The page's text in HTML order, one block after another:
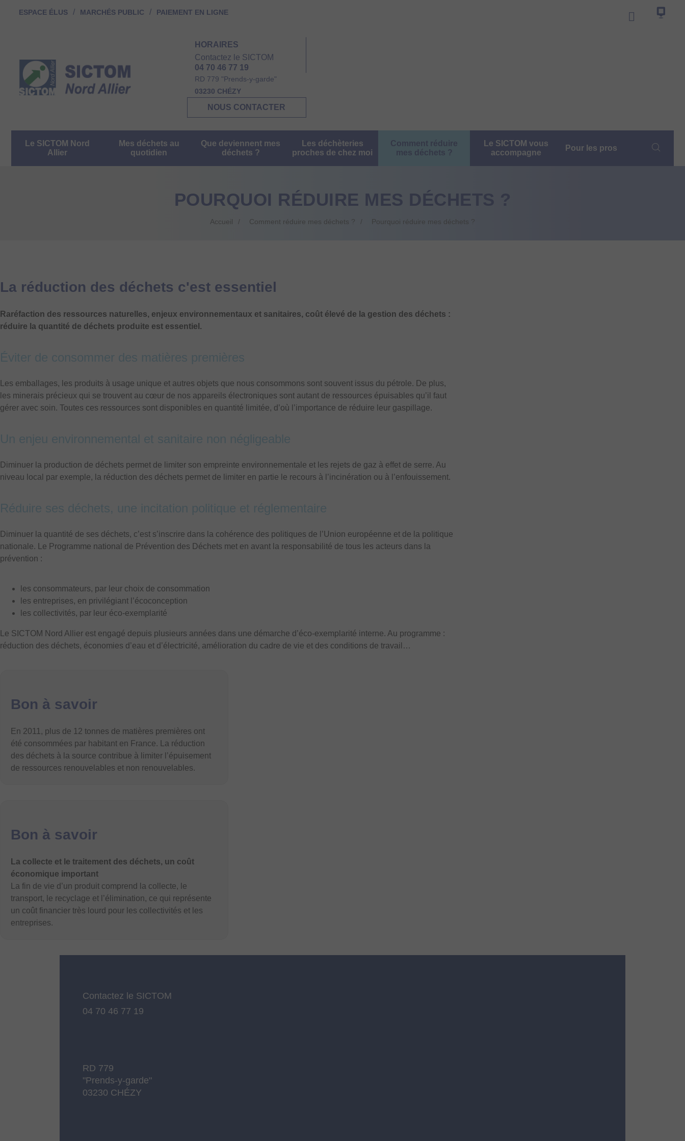
ESPACE ÉLUS MARCHÉS PUBLIC PAIEMENT EN LIGNE
HORAIRES
Contactez le SICTOM
04 70 46 77 19
RD 779 "Prends-y-garde"
03230 CHÉZY
NOUS CONTACTER
Le SICTOM Nord
Allier
Mes déchets au
quotidien
Que deviennent mes
déchets ?
Les déchèteries
proches de chez moi
Comment réduire
mes déchets ?
Le SICTOM vous
accompagne
Pour les pros
POURQUOI RÉDUIRE MES DÉCHETS ?
Accueil Comment réduire mes déchets ? Pourquoi réduire mes déchets ?
La réduction des déchets c'est essentiel
Raréfaction des ressources naturelles, enjeux environnementaux et sanitaires, coût élevé de la gestion des déchets :
réduire la quantité de déchets produite est essentiel.
Éviter de consommer des matières premières
Les emballages, les produits à usage unique et autres objets que nous consommons sont souvent issus du pétrole. De plus,
les minerais précieux qui se trouvent au cœur de nos appareils électroniques sont autant de ressources épuisables qu’il faut
gérer avec soin. Toutes ces ressources sont disponibles en quantité limitée, d’où l’importance de réduire leur gaspillage.
Un enjeu environnemental et sanitaire non négligeable
Diminuer la production de déchets permet de limiter son empreinte environnementale et les rejets de gaz à effet de serre. Au
niveau local par exemple, la réduction des déchets permet de limiter en partie le recours à l’incinération ou à l’enfouissement.
Réduire ses déchets, une incitation politique et réglementaire
Diminuer la quantité de ses déchets, c’est s’inscrire dans la cohérence des politiques de l’Union européenne et de la politique
nationale. Le Programme national de Prévention des Déchets met en avant la responsabilité de tous les acteurs dans la
prévention :
les consommateurs, par leur choix de consommation
les entreprises, en privilégiant l’écoconception
les collectivités, par leur éco-exemplarité
Le SICTOM Nord Allier est engagé depuis plusieurs années dans une démarche d’éco-exemplarité interne. Au programme :
réduction des déchets, économies d’eau et d’électricité, amélioration du cadre de vie et des conditions de travail…
Bon à savoir
En 2011, plus de 12 tonnes de matières premières ont
été consommées par habitant en France. La réduction
des déchets à la source contribue à limiter l’épuisement
de ressources renouvelables et non renouvelables.
Bon à savoir
La collecte et le traitement des déchets, un coût
économique important
La fin de vie d’un produit comprend la collecte, le
transport, le recyclage et l’élimination, ce qui représente
un coût financier très lourd pour les collectivités et les
entreprises.
Contactez le SICTOM
04 70 46 77 19
RD 779
"Prends-y-garde"
03230 CHÉZY